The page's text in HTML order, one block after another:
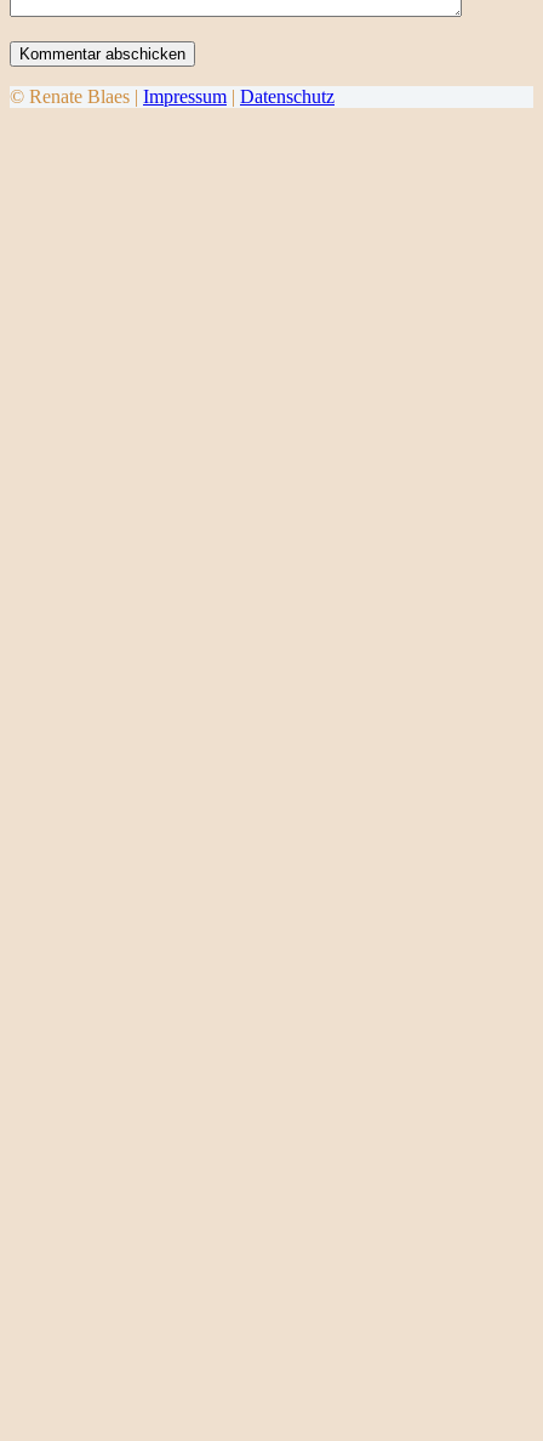
Kommentar abschicken
© Renate Blaes | Impressum | Datenschutz